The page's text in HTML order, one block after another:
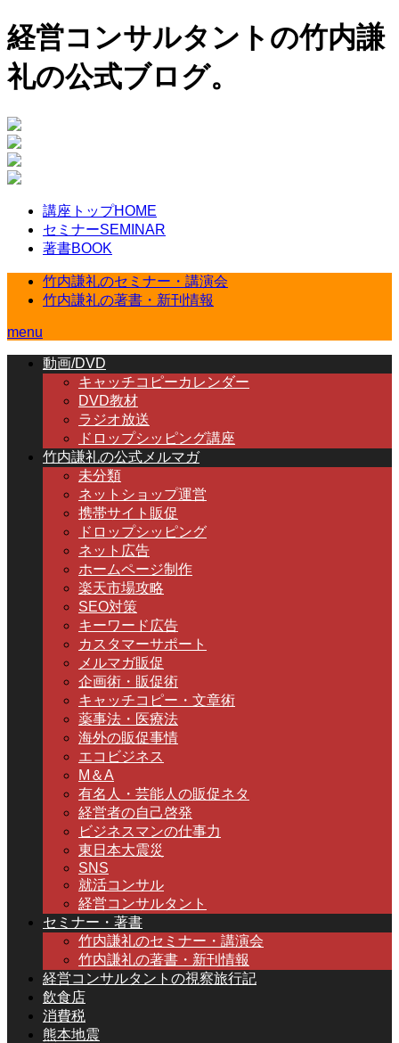
経営コンサルタントの竹内謙
礼の公式ブログ。
講座トップHOME
セミナーSEMINAR
著書BOOK
竹内謙礼のセミナー・講演会
竹内謙礼の著書・新刊情報
menu
動画/DVD
キャッチコピーカレンダー
DVD教材
ラジオ放送
ドロップシッピング講座
竹内謙礼の公式メルマガ
未分類
ネットショップ運営
携帯サイト販促
ドロップシッピング
ネット広告
ホームページ制作
楽天市場攻略
SEO対策
キーワード広告
カスタマーサポート
メルマガ販促
企画術・販促術
キャッチコピー・文章術
薬事法・医療法
海外の販促事情
エコビジネス
M＆A
有名人・芸能人の販促ネタ
経営者の自己啓発
ビジネスマンの仕事力
東日本大震災
SNS
就活コンサル
経営コンサルタント
セミナー・著書
竹内謙礼のセミナー・講演会
竹内謙礼の著書・新刊情報
経営コンサルタントの視察旅行記
飲食店
消費税
熊本地震